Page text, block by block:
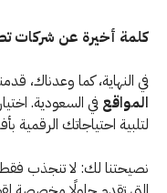
كلمة أخيرة عن شركات
في النهاية، كما وعدناك،
المواقع في السعودية.
لتلبية احتياجاتك الرقمية
نصيحتنا لك: لا تنجذب فقط